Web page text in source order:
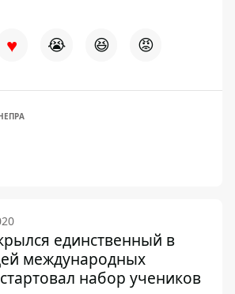
♥ 😭 😆 😡
единственный в
международных
набор учеников